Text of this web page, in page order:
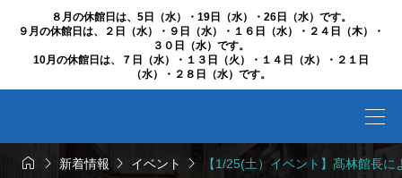
８月の休館日は、5日（水）・19日（水）・26日（水）です。
９月の休館日は、２日（水）・９日（水）・１６日（水）・２４日（木）・
３０日（水）です。
10月の休館日は、７日（水）・１３日（火）・１４日（水）・２１日
（水）・２８日（水）です。
  新着情報 イベント  【1/25(土）イベント】髙林館長